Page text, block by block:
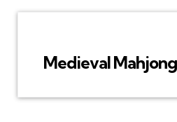
Medieval Mahjong